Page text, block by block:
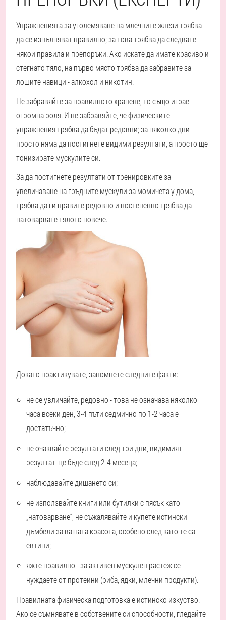
Упражненията за уголемяване на млечните жлези трябва
да се изпълняват правилно; за това трябва да следвате
някои правила и препоръки. Ако искате да имате красиво и
стегнато тяло, на първо място трябва да забравите за
лошите навици - алкохол и никотин.
Не забравяйте за правилното хранене, то също играе
огромна роля. И не забравяйте, че физическите
упражнения трябва да бъдат редовни; за няколко дни
просто няма да постигнете видими резултати, а просто ще
тонизирате мускулите си.
За да постигнете резултати от тренировките за
увеличаване на гръдните мускули за момичета у дома,
трябва да ги правите редовно и постепенно трябва да
натоварвате тялото повече.
Докато практикувате, запомнете следните факти:
не се увличайте, редовно - това не означава няколко
часа всеки ден, 3-4 пъти седмично по 1-2 часа е
достатъчно;
не очаквайте резултати след три дни, видимият
резултат ще бъде след 2-4 месеца;
наблюдавайте дишането си;
не използвайте книги или бутилки с пясък като
„натоварване“, не съжалявайте и купете истински
дъмбели за вашата красота, особено след като те са
евтини;
яжте правилно - за активен мускулен растеж се
нуждаете от протеини (риба, ядки, млечни продукти).
Правилната физическа подготовка е истинско изкуство.
Ако се съмнявате в собствените си способности, гледайте